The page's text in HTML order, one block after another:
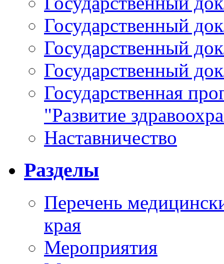
Государственный
Государственный
Государственный
Государственная
"Развитие
Наставничество
Разделы
Перечень
края
Мероприятия